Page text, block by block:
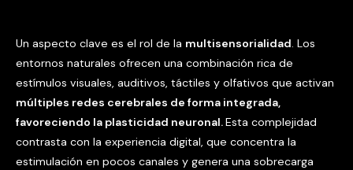
Un aspecto clave es el rol de la multisensorialidad. Los
entornos naturales ofrecen una combinación rica de
estímulos visuales, auditivos, táctiles y olfativos que activan
múltiples redes cerebrales de forma integrada,
favoreciendo la plasticidad neuronal.Esta complejidad
contrasta con la experiencia digital, que concentra la
estimulación en pocos canales y genera una sobrecarga